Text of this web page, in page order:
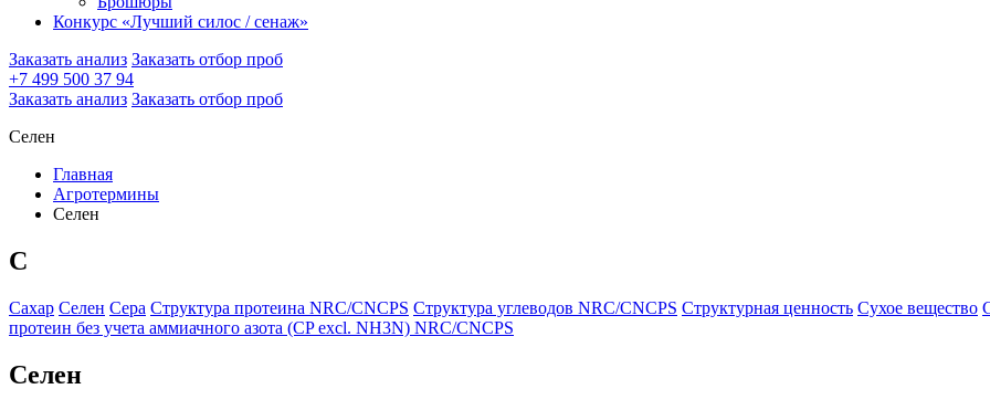
Конкурс «Лучший силос / сенаж»
Заказать анализ Заказать отбор проб
+7 499 500 37 94
Заказать анализ Заказать отбор проб
Селен
Главная
Агротермины
Селен
С
Сахар Селен Сера Структура протеина NRC/CNCPS Структура углеводов NRC/CNCPS Структурная ценность Сухое вещество
протеин без учета аммиачного азота (CP excl. NH3N) NRC/CNCPS
Селен